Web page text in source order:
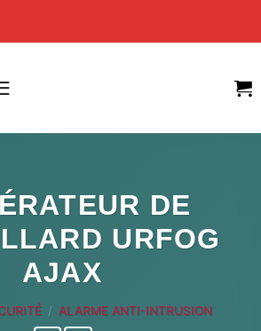
DE
URFOG
AJAX
/ ALARME ANTI-INTRUSION